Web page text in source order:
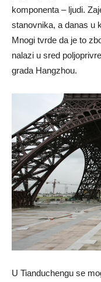
komponenta – ljudi.
stanovnika, a danas u
Mnogi tvrde da je to
nalazi u sred
grada Hangzhou.
U Tianduchengu se